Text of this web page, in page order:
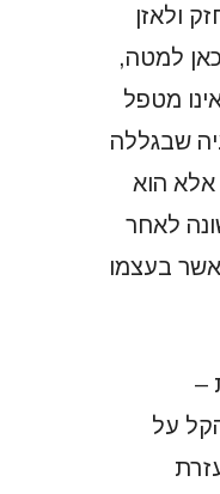
ולאזן
למטה,
מטפל
שבגללה
הוא
לאחר
אשר בעצמו
–
על